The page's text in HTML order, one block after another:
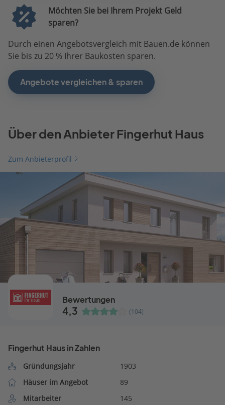
Möchten Sie bei Ihrem Projekt Geld
sparen?
Durch einen Angebotsvergleich mit Bauen.de können
Sie bis zu 20 % Ihrer Baukosten sparen.
Angebote vergleichen & sparen
Über den Anbieter Fingerhut Haus
Zum Anbieterprofil
Bewertungen
4,3 (104)
Fingerhut Haus in Zahlen
Gründungsjahr
1903
Häuser im Angebot
89
Mitarbeiter
145